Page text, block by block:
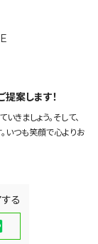
案します！
ましょう。そして、
いつも笑顔で心よりお
る